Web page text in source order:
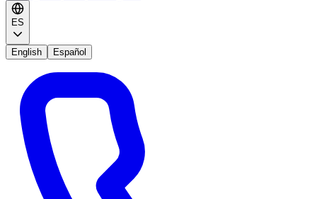
ES
English Español